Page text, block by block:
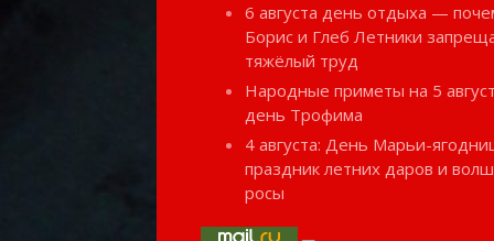
6 августа день отдыха —
Борис и Глеб Летники
тяжёлый труд
Народные приметы на 5
день Трофима
4 августа: День Марьи-
праздник летних даров и
росы